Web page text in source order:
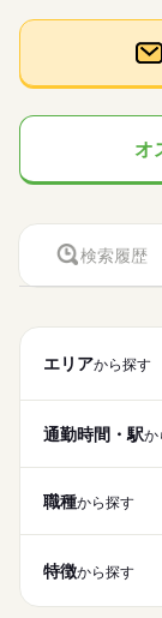
オ
検索履歴
エリアから探す
通勤時間・駅か
職種から探す
特徴から探す